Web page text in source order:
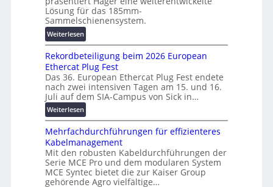
r
a
n
s
p
a
r
e
n
z
o
r
s
c
h
u
n
g
s
f
ö
r
d
e
r
u
n
a
-
X
2
0
2
7
w
i
r
d
z
u
m
E
n
e
Lösung für das 185mm-
Sammelschienensystem.
Weiterlesen:
W
e
i
t
e
r
e
n
t
w
i
c
k
Rekordbeteiligung beim 2026 European
Ethercat Plug Fest
Das 36. European Ethercat Plug Fest endete
nach zwei intensiven Tagen am 15. und 16.
Juli auf dem SIA-Campus von Sick in…
Weiterlesen:
R
e
k
o
r
d
Mehrfachdurchführungen für effizienteres
Kabelmanagement
Mit den robusten Kabeldurchführungen der
Serie MCE Pro und dem modularen System
MCE Syntec bietet die zur Kaiser Group
gehörende Agro vielfältige…